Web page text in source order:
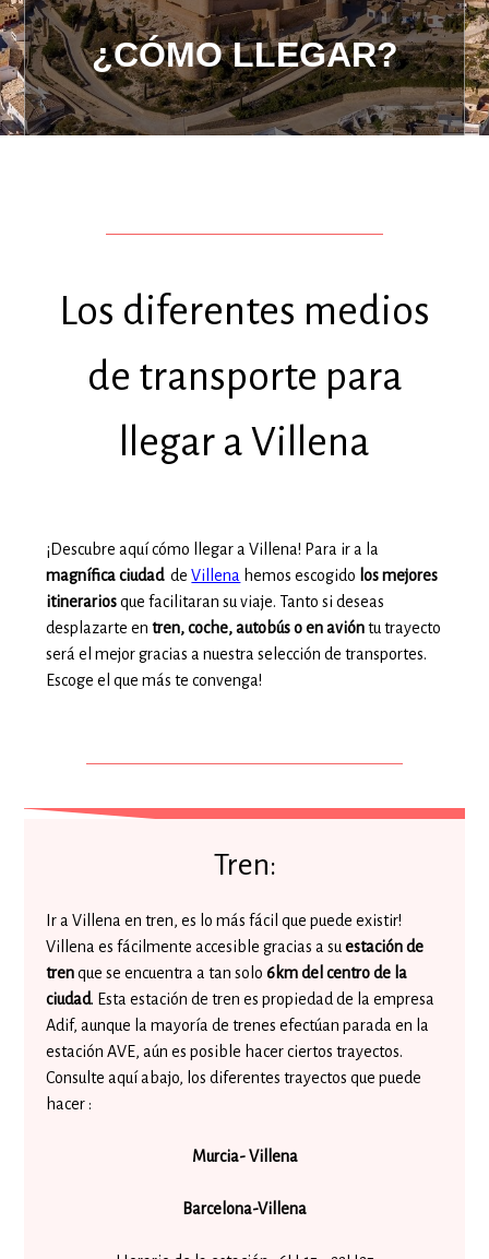
¿CÓMO LLEGAR?
Los diferentes medios
de transporte para
llegar a Villena
¡Descubre aquí cómo llegar a Villena! Para ir a la
magnífica ciudad deVillena hemos escogido los mejores
itinerariosque facilitaran su viaje. Tanto si deseas
desplazarte en tren, coche, autobús o en avióntu trayecto
será el mejor gracias a nuestra selección de transportes.
Escoge el que más te convenga!
Tren:
Ir a Villena en tren, es lo más fácil que puede existir!
Villena es fácilmente accesible gracias a suestación de
trenque se encuentra a tan solo6km del centro de la
ciudad. Esta estación de tren es propiedad de la empresa
Adif, aunque la mayoría de trenes efectúan parada en la
estación AVE, aún es posible hacer ciertos trayectos.
Consulte aquí abajo, los diferentes trayectos que puede
hacer :
Murcia- Villena
Barcelona-Villena